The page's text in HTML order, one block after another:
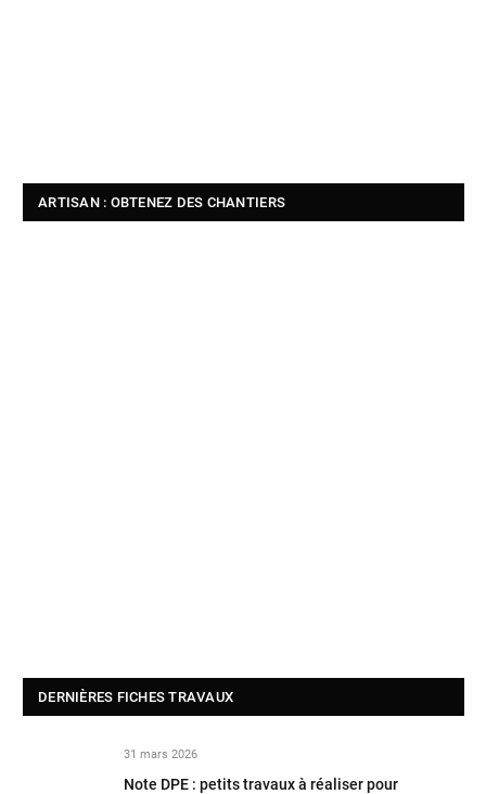
ARTISAN : OBTENEZ DES CHANTIERS
DERNIÈRES FICHES TRAVAUX
31 mars 2026
Note DPE : petits travaux à réaliser pour